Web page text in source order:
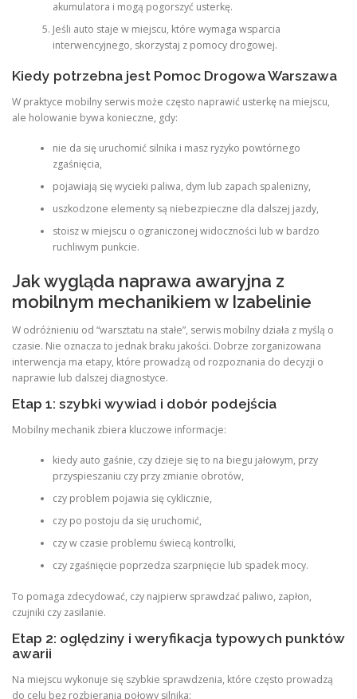
akumulatora i mogą pogorszyć usterkę.
Jeśli auto staje w miejscu, które wymaga wsparcia
interwencyjnego, skorzystaj z pomocy drogowej.
Kiedy potrzebna jest Pomoc Drogowa Warszawa
W praktyce mobilny serwis może często naprawić usterkę na miejscu,
ale holowanie bywa konieczne, gdy:
nie da się uruchomić silnika i masz ryzyko powtórnego
zgaśnięcia,
pojawiają się wycieki paliwa, dym lub zapach spalenizny,
uszkodzone elementy są niebezpieczne dla dalszej jazdy,
stoisz w miejscu o ograniczonej widoczności lub w bardzo
ruchliwym punkcie.
Jak wygląda naprawa awaryjna z
mobilnym mechanikiem w Izabelinie
W odróżnieniu od “warsztatu na stałe”, serwis mobilny działa z myślą o
czasie. Nie oznacza to jednak braku jakości. Dobrze zorganizowana
interwencja ma etapy, które prowadzą od rozpoznania do decyzji o
naprawie lub dalszej diagnostyce.
Etap 1: szybki wywiad i dobór podejścia
Mobilny mechanik zbiera kluczowe informacje:
kiedy auto gaśnie, czy dzieje się to na biegu jałowym, przy
przyspieszaniu czy przy zmianie obrotów,
czy problem pojawia się cyklicznie,
czy po postoju da się uruchomić,
czy w czasie problemu świecą kontrolki,
czy zgaśnięcie poprzedza szarpnięcie lub spadek mocy.
To pomaga zdecydować, czy najpierw sprawdzać paliwo, zapłon,
czujniki czy zasilanie.
Etap 2: oględziny i weryfikacja typowych punktów
awarii
Na miejscu wykonuje się szybkie sprawdzenia, które często prowadzą
do celu bez rozbierania połowy silnika: